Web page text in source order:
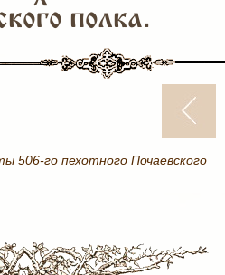
полка.
506-го пехотного Почаевского